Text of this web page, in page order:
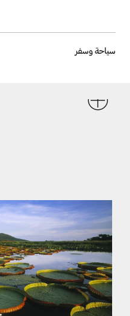
Breadcrumb
سياحة وسفر